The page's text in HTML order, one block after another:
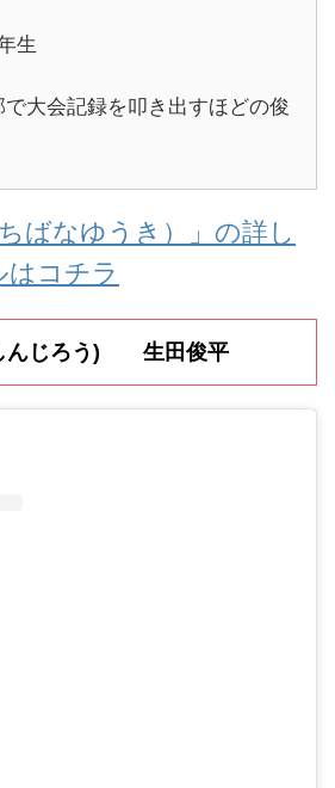
生
大会記録を叩き出すほどの俊
ばなゆうき）」の詳し
はコチラ
んじろう) 生田俊平